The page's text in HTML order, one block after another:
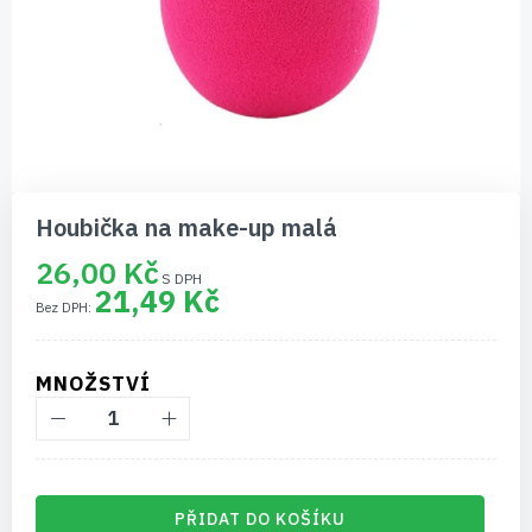
začátek
galerie
obrázky
Houbička na make-up malá
26,00 Kč
21,49 Kč
MNOŽSTVÍ
PŘIDAT DO KOŠÍKU